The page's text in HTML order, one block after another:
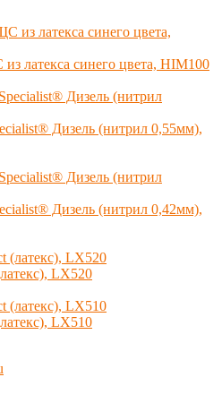
латекса синего цвета, HIM100
Дизель (нитрил 0,55мм),
Дизель (нитрил 0,42мм),
LX520
LX510